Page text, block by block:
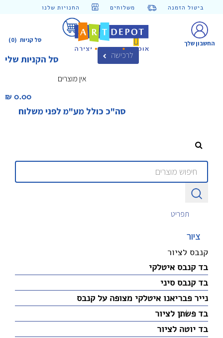
ביטול הזמנה משלוחים החנויות שלנו
(0) סל קניות
סל הקניות שלי לרכישה
אין מוצרים
0.00 ₪‎
סה"כ כולל מע"מ לפני משלוח
החשבון שלך
תפריט
ציור
קנבס לציור
בד קנבס איטלקי
בד קנבס סיני
נייר פבריאנו איטלקי מצופה על קנבס
בד פשתן לציור
בד יוטה לציור